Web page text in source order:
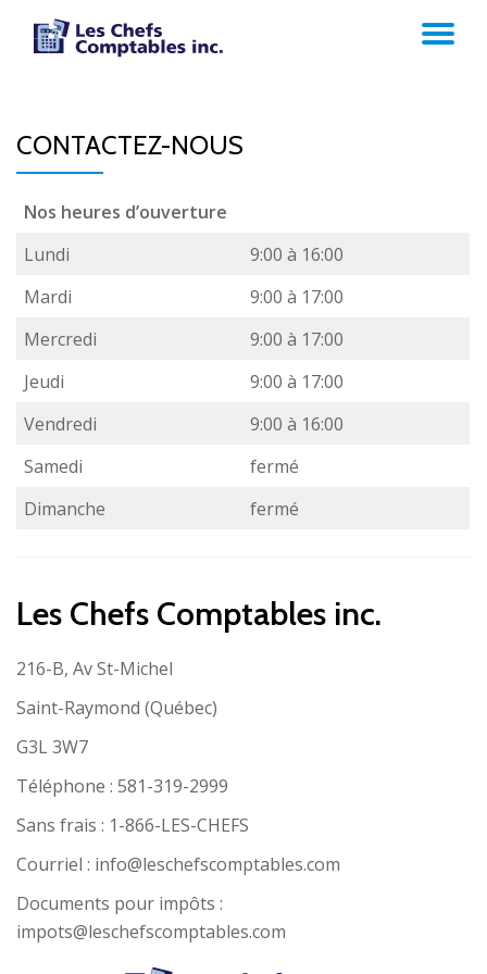
CONTACTEZ-NOUS
Nos heures d’ouverture
Lundi
9:00 à 16:00
Mardi
9:00 à 17:00
Mercredi
9:00 à 17:00
Jeudi
9:00 à 17:00
Vendredi
9:00 à 16:00
Samedi
fermé
Dimanche
fermé
Les Chefs Comptables inc.
216-B, Av St-Michel
Saint-Raymond (Québec)
G3L 3W7
Téléphone : 581-319-2999
Sans frais : 1-866-LES-CHEFS
Courriel : info@leschefscomptables.com
Documents pour impôts :
impots@leschefscomptables.com